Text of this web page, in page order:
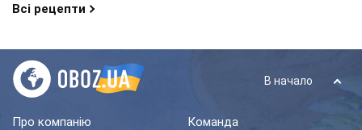
Всі рецепти
В начало
Про компанію Команда